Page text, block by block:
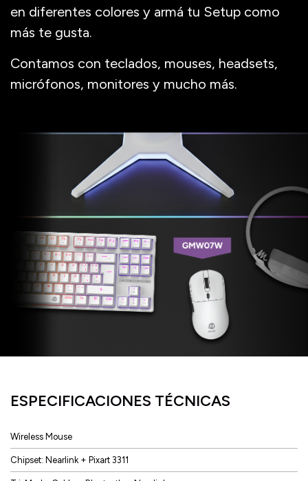
en diferentes colores y armá tu Setup como
más te gusta.
Contamos con teclados, mouses, headsets,
micrófonos, monitores y mucho más.
ESPECIFICACIONES TÉCNICAS
Wireless Mouse
Chipset: Nearlink + Pixart 3311